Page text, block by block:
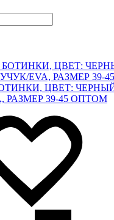
ЦВЕТ:
РАЗМЕР 39-45 ОПТОМ